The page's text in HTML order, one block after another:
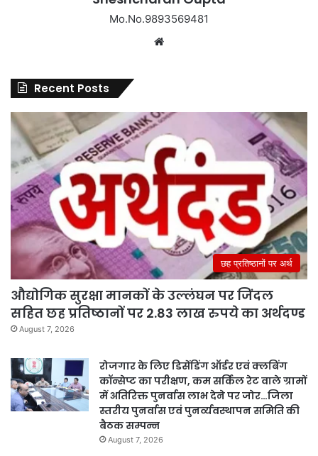
Mo.No.9893569481
Recent Posts
छह प्रतिष्ठानों पर अर्थ
औद्योगिक सुरक्षा मानकों के उल्लंघन पर जिंदल
सहित छह प्रतिष्ठानों पर 2.83 लाख रुपये का अर्थदण्ड
August 7, 2026
रोजगार के लिए डिसेंडिंग ऑर्डर एवं क्लबिंग
कॉन्सेप्ट का परीक्षण, कम सर्किल रेट वाले ग्रामों
में अतिरिक्त पुनर्वास लाभ देने पर जोर…जिला
स्तरीय पुनर्वास एवं पुनर्व्यवस्थापन समिति की
बैठक सम्पन्न
August 7, 2026